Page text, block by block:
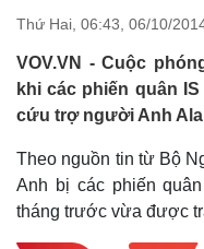
Nhận diện sự thật
Thứ Hai, 06:43, 06/10/
VOV.VN - Cuộc
khi các phiến quân
cứu trợ người Anh
Theo nguồn tin từ Bộ
Anh bị các phiến
tháng trước vừa được